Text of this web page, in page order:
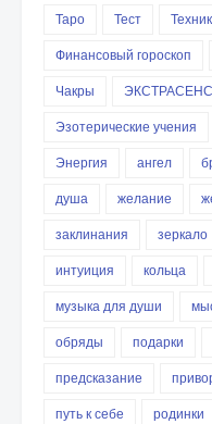
Таро
Тест
Финансовый гороскоп
Чакры
Эзотерические учения
Энергия
ангел
душа
желание
заклинания
зеркало
интуиция
кольца
музыка для души
обряды
подарки
предсказание
путь к себе
родинки